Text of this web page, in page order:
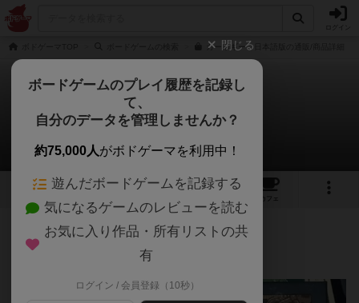
カーネギー 日本語版の通販/商品詳細
カーネギー
リーゼンドルフさんのレビュー
4 10
カフェ
674名 5名 0 3年弱前
閉じる
ボードゲームのプレイ履歴を記録し
て、
自分のデータを管理しませんか？
約75,000人がボドゲーマを利用中！
遊んだボードゲームを記録する
気になるゲームのレビューを読む
お気に入り作品・所有リストの共
有
ログイン / 会員登録（10秒）